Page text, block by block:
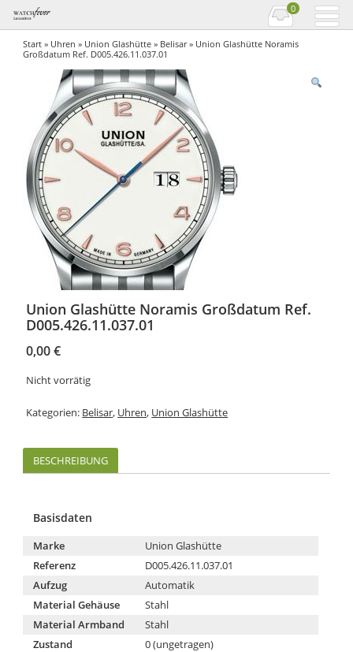
0
Start » Uhren » Union Glashütte » Belisar» Union Glashütte Noramis
Großdatum Ref. D005.426.11.037.01
Union Glashütte Noramis Großdatum Ref.
D005.426.11.037.01
0,00€
Nicht vorrätig
Kategorien: Belisar, Uhren, Union Glashütte
BESCHREIBUNG
Basisdaten
Marke
Union Glashütte
Referenz
D005.426.11.037.01
Aufzug
Automatik
Material Gehäuse
Stahl
Material Armband
Stahl
Zustand
0 (ungetragen)